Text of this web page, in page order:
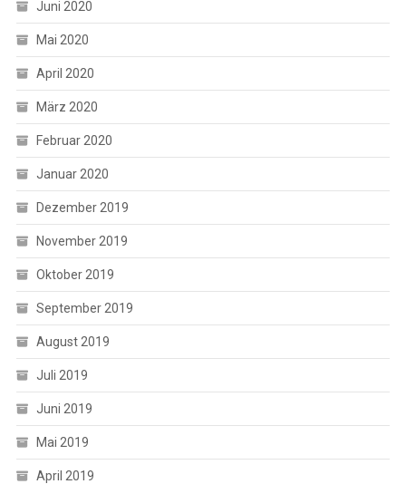
Juni 2020
Mai 2020
April 2020
März 2020
Februar 2020
Januar 2020
Dezember 2019
November 2019
Oktober 2019
September 2019
August 2019
Juli 2019
Juni 2019
Mai 2019
April 2019